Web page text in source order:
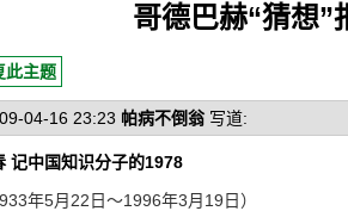
哥德巴赫“猜想”
此主题
04-16 23:23 帕病不倒翁 写道:
记中国知识分子的1978
年5月22日～1996年3月19日）